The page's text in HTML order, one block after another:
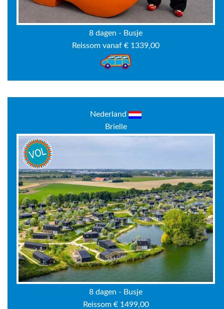
8 dagen - Busje
Reissom vanaf € 1339,00
Nederland
Brielle
8 dagen - Busje
Reissom € 1499,00